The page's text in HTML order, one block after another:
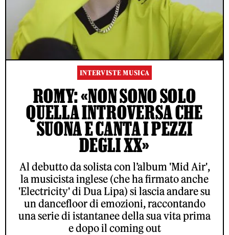
INTERVISTE MUSICA
ROMY: «NON SONO SOLO
QUELLA INTROVERSA CHE
SUONA E CANTA I PEZZI
DEGLI XX»
Al debutto da solista con l’album 'Mid Air',
la musicista inglese (che ha firmato anche
'Electricity' di Dua Lipa) si lascia andare su
un dancefloor di emozioni, raccontando
una serie di istantanee della sua vita prima
e dopo il coming out